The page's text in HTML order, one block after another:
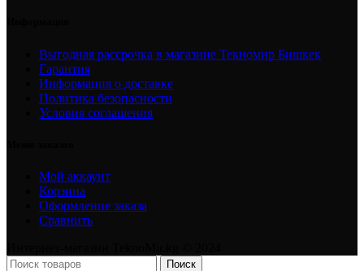
Выгодная рассрочка в магазине Текномир Бишкек
Гарантия
Информация о доставке
Политика безопасности
Условия соглашения
Мой аккаунт
Корзина
Оформление заказа
Сравнить
Поиск